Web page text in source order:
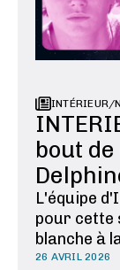
INTÉRIEUR/
bout
L'équipe
pour cette
blanche à
(César
26 AVRIL 2026